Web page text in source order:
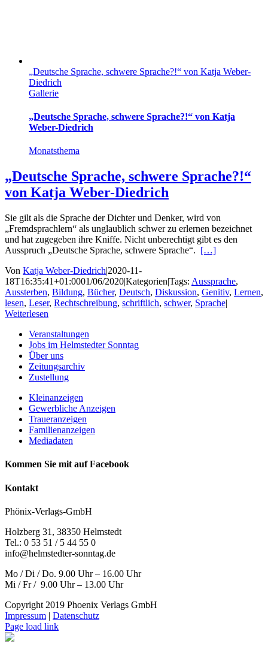
„Deutsche Sprache, schwere Sprache?!“ von Katja Weber-
Diedrich
Gallerie
„Deutsche Sprache, schwere Sprache?!“ von Katja
Weber-Diedrich
Monatsthema
„Deutsche Sprache, schwere Sprache?!“
von Katja Weber-Diedrich
Sie gilt als die Sprache der Dichter und Denker, wird von
„Fremdsprachlern“ als unglaublich schwer zu erlernen bezeichnet
und hat zugegeben ihre Kniffe. Nicht unberechtigt gibt es den
Ausspruch „Deutsche Sprache, schwere Sprache“. […]
Von Katja Weber-Diedrich|2020-11-
18T16:35:41+01:0001/06/2020|Kategorien|Tags: Aussprache,
Aussterben, Bildung, Bücher, Deutsch, Diskussion, Genitiv, Lernen,
lesen, Leser, Rechtschreibung, schriftlich, schwer, Sprache|
Weiterlesen
Veranstaltungen
Jobs im Helmstedter Sonntag
Über uns
Zeitungsarchiv
Zustellung
Kleinanzeigen
Gewerbliche Anzeigen
Traueranzeigen
Familienanzeigen
Mediadaten
Kommen Sie mit auf Facebook
Kontakt
Phönix-Verlags-GmbH
Holzberg 31, 38350 Helmstedt
Tel.: 0 53 51 / 5 44 55 0
info@helmstedter-sonntag.de
Mo / Di / Do. 9.00 Uhr – 16.00 Uhr
Mi / Fr / 9.00 Uhr – 13.00 Uhr
Copyright 2019 Phoenix Verlags GmbH
Impressum | Datenschutz
Page load link